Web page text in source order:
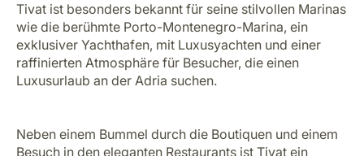
Tivat ist besonders bekannt für seine stilvollen Marinas
wie die berühmte Porto-Montenegro-Marina, ein
exklusiver Yachthafen, mit Luxusyachten und einer
raffinierten Atmosphäre für Besucher, die einen
Luxusurlaub an der Adria suchen.
Neben einem Bummel durch die Boutiquen und einem
Besuch in den eleganten Restaurants ist Tivat ein